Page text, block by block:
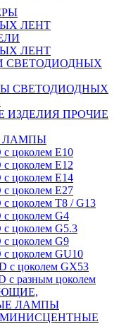
ЛЕНТ
ЛЕНТ
СВЕТОДИОДНЫХ
СВЕТОДИОДНЫХ
ИЗДЕЛИЯ ПРОЧИЕ
ЛАМПЫ
цоколем E10
цоколем E12
цоколем E14
цоколем E27
цоколем T8 / G13
цоколем G4
цоколем G5.3
цоколем G9
цоколем GU10
цоколем GX53
разным цоколем
ЛАМПЫ